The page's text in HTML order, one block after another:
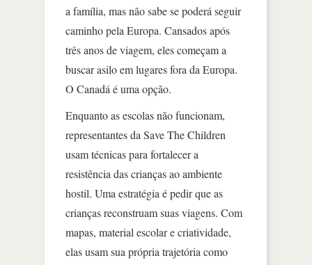
a família, mas não sabe se poderá seguir
caminho pela Europa. Cansados após
três anos de viagem, eles começam a
buscar asilo em lugares fora da Europa.
O Canadá é uma opção.
Enquanto as escolas não funcionam,
representantes da Save The Children
usam técnicas para fortalecer a
resistência das crianças ao ambiente
hostil. Uma estratégia é pedir que as
crianças reconstruam suas viagens. Com
mapas, material escolar e criatividade,
elas usam sua própria trajetória como